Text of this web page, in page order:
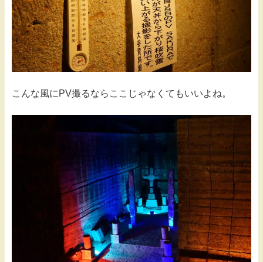
こんな風にPV撮るならここじゃなくてもいいよね。